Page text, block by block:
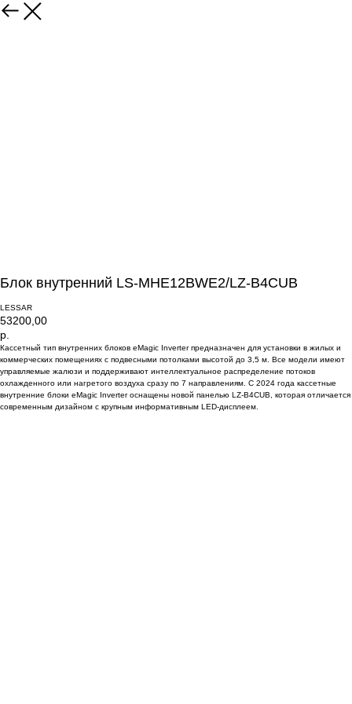
Блок внутренний LS-MHE12BWE2/LZ-B4CUB
LESSAR
53200,00
р.
Кассетный тип внутренних блоков eMagic Inverter предназначен для установки в жилых и
коммер­ческих помещениях с подвесными потолками высотой до 3,5 м. Все модели имеют
управляе­мые жалюзи и поддерживают интеллектуаль­ное распределение потоков
охлажденного или нагретого воздуха сразу по 7 направлениям. С 2024 года кассетные
внутренние блоки eMagic Inverter оснащены новой панелью LZ-B4CUB, которая отличается
современным дизайном с крупным информативным LED-дисплеем.